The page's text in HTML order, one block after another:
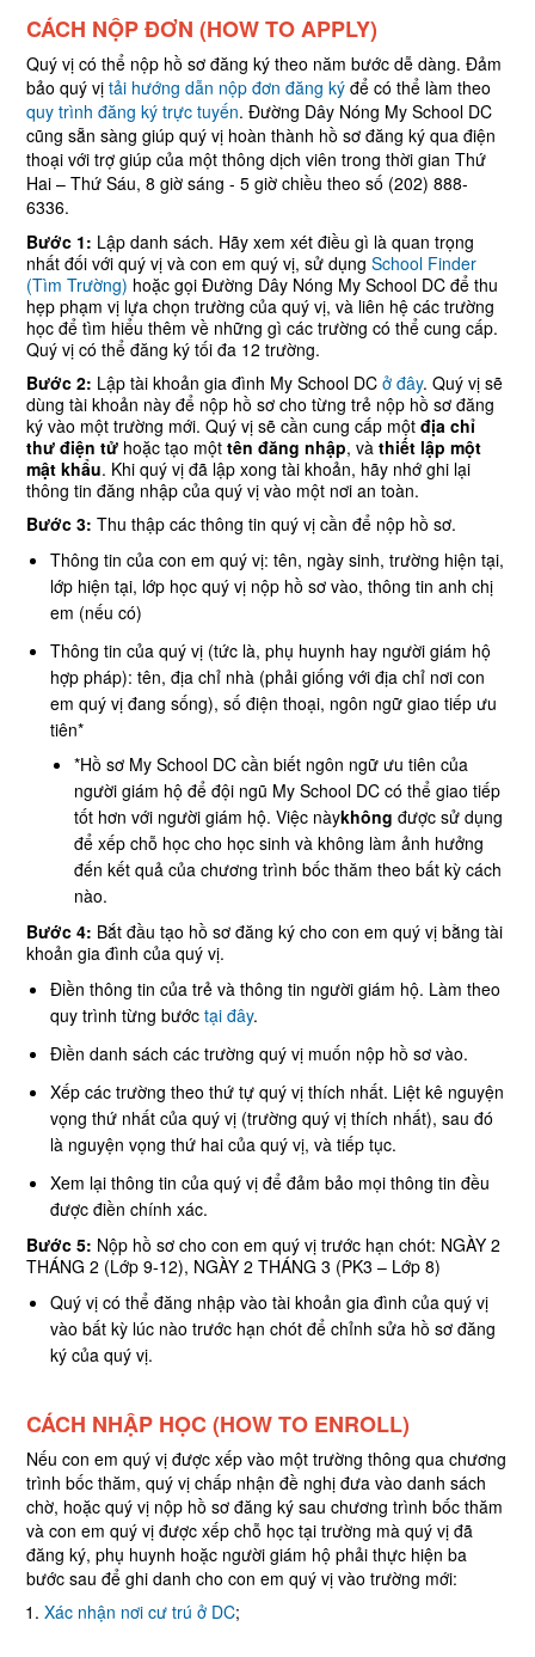
CÁCH NỘP ĐƠN (HOW TO APPLY)
Quý vị có thể nộp hồ sơ đăng ký theo năm bước dễ dàng. Đảm
bảo quý vị tải hướng dẫn nộp đơn đăng ký để có thể làm theo
quy trình đăng ký trực tuyến. Đường Dây Nóng My School DC
cũng sẵn sàng giúp quý vị hoàn thành hồ sơ đăng ký qua điện
thoại với trợ giúp của một thông dịch viên trong thời gian Thứ
Hai – Thứ Sáu, 8 giờ sáng - 5 giờ chiều theo số (202) 888-
6336.
Bước 1: Lập danh sách. Hãy xem xét điều gì là quan trọng
nhất đối với quý vị và con em quý vị, sử dụng School Finder
(Tìm Trường) hoặc gọi Đường Dây Nóng My School DC để thu
hẹp phạm vị lựa chọn trường của quý vị, và liên hệ các trường
học để tìm hiểu thêm về những gì các trường có thể cung cấp.
Quý vị có thể đăng ký tối đa 12 trường.
Bước 2: Lập tài khoản gia đình My School DC ở đây. Quý vị sẽ
dùng tài khoản này để nộp hồ sơ cho từng trẻ nộp hồ sơ đăng
ký vào một trường mới. Quý vị sẽ cần cung cấp một địa chỉ
thư điện tử hoặc tạo một tên đăng nhập, và thiết lập một
mật khẩu. Khi quý vị đã lập xong tài khoản, hãy nhớ ghi lại
thông tin đăng nhập của quý vị vào một nơi an toàn.
Bước 3: Thu thập các thông tin quý vị cần để nộp hồ sơ.
Thông tin của con em quý vị: tên, ngày sinh, trường hiện tại,
lớp hiện tại, lớp học quý vị nộp hồ sơ vào, thông tin anh chị
em (nếu có)
Thông tin của quý vị (tức là, phụ huynh hay người giám hộ
hợp pháp): tên, địa chỉ nhà (phải giống với địa chỉ nơi con
em quý vị đang sống), số điện thoại, ngôn ngữ giao tiếp ưu
tiên*
*Hồ sơ My School DC cần biết ngôn ngữ ưu tiên của
người giám hộ để đội ngũ My School DC có thể giao tiếp
tốt hơn với người giám hộ. Việc nàykhông được sử dụng
để xếp chỗ học cho học sinh và không làm ảnh hưởng
đến kết quả của chương trình bốc thăm theo bất kỳ cách
nào.
Bước 4: Bắt đầu tạo hồ sơ đăng ký cho con em quý vị bằng tài
khoản gia đình của quý vị.
Điền thông tin của trẻ và thông tin người giám hộ. Làm theo
quy trình từng bước tại đây.
Điền danh sách các trường quý vị muốn nộp hồ sơ vào.
Xếp các trường theo thứ tự quý vị thích nhất. Liệt kê nguyện
vọng thứ nhất của quý vị (trường quý vị thích nhất), sau đó
là nguyện vọng thứ hai của quý vị, và tiếp tục.
Xem lại thông tin của quý vị để đảm bảo mọi thông tin đều
được điền chính xác.
Bước 5: Nộp hồ sơ cho con em quý vị trước hạn chót: NGÀY 2
THÁNG 2 (Lớp 9-12), NGÀY 2 THÁNG 3 (PK3 – Lớp 8)
Quý vị có thể đăng nhập vào tài khoản gia đình của quý vị
vào bất kỳ lúc nào trước hạn chót để chỉnh sửa hồ sơ đăng
ký của quý vị.
CÁCH NHẬP HỌC (HOW TO ENROLL)
Nếu con em quý vị được xếp vào một trường thông qua chương
trình bốc thăm, quý vị chấp nhận đề nghị đưa vào danh sách
chờ, hoặc quý vị nộp hồ sơ đăng ký sau chương trình bốc thăm
và con em quý vị được xếp chỗ học tại trường mà quý vị đã
đăng ký, phụ huynh hoặc người giám hộ phải thực hiện ba
bước sau để ghi danh cho con em quý vị vào trường mới:
Xác nhận nơi cư trú ở DC;